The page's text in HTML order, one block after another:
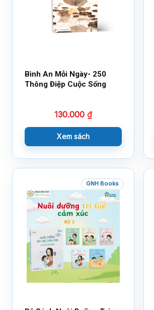
Bình An Mỗi Ngày- 250
Thông Điệp Cuộc Sống
130.000 ₫
Xem sách
GNH Books